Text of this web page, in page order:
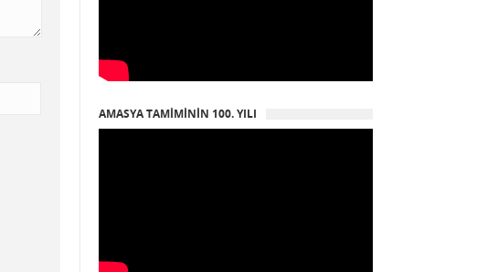
AMASYA TAMIMININ 100. YILI